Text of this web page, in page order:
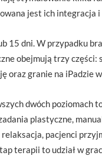
jest ich integracja
15 dni. W przypadku
obejmują trzy części:
oraz granie na iPadzie
dwóch poziomach
plastyczne,
pacjenci
terapii to udział w